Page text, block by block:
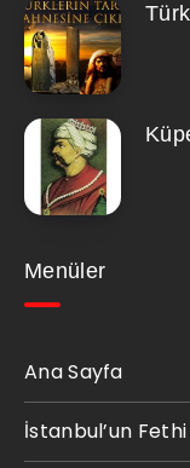
Menüler
Ana Sayfa
İstanbul’un Fethi